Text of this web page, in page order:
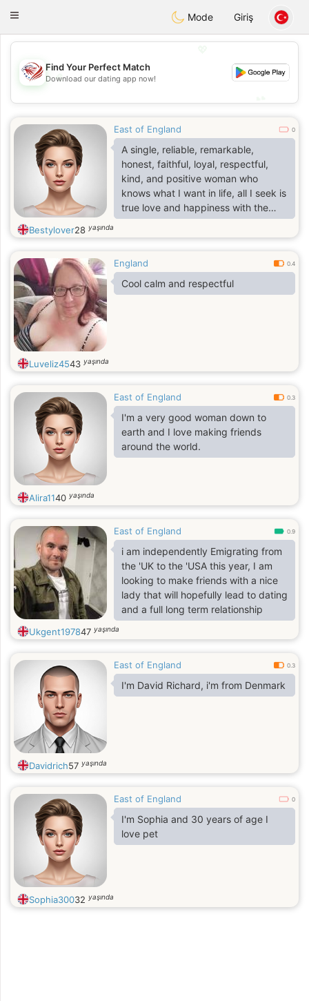
Dating
Toggle
Mode Giriş
💖
💕
Find Your Perfect Match
Download our dating app now!
East of England 0
A single, reliable, remarkable,
honest, faithful, loyal, respectful,
kind, and positive woman who
knows what I want in life, all I seek is
true love and happiness with the
right companion who knows the
value of a woman and is a family-
Bestylover28 yaşında
England 0.4
Cool calm and respectful
Luveliz4543 yaşında
East of England 0.3
I'm a very good woman down to
earth and I love making friends
around the world.
Alira1140 yaşında
East of England 0.9
i am independently Emigrating from
the 'UK to the 'USA this year, I am
looking to make friends with a nice
lady that will hopefully lead to dating
and a full long term relationship
Ukgent197847 yaşında
East of England 0.3
I'm David Richard, i'm from Denmark
Davidrich57 yaşında
East of England 0
I'm Sophia and 30 years of age I
love pet
Sophia30032 yaşında